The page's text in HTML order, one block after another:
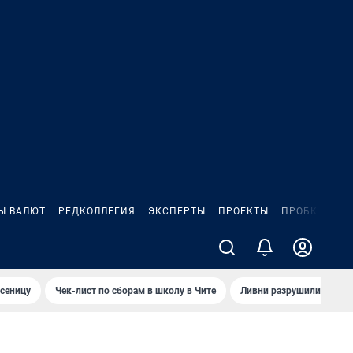
ВАЛЮТ РЕДКОЛЛЕГИЯ ЭКСПЕРТЫ ПРОЕКТЫ ПРОБКИ
Чек-лист по сборам в школу в Чите Ливни разрушили